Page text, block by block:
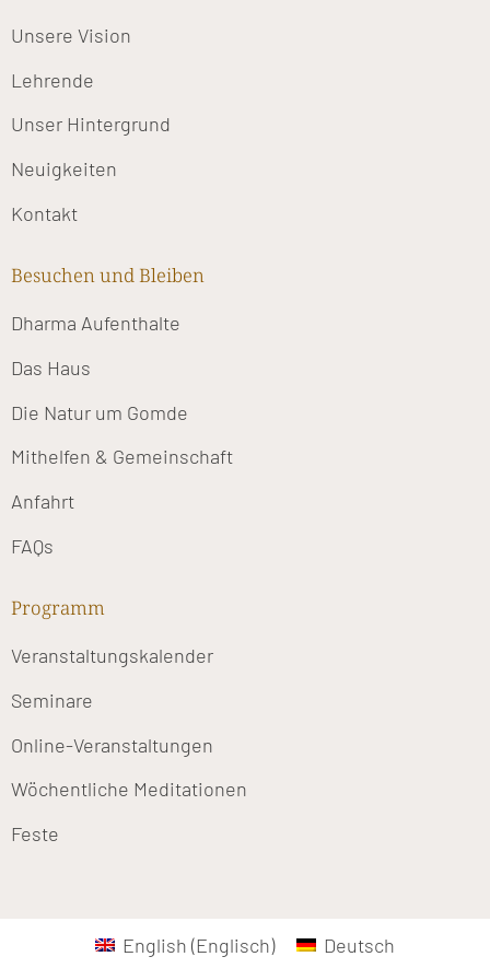
Unsere Vision
Lehrende
Unser Hintergrund
Neuigkeiten
Kontakt
Besuchen und Bleiben
Dharma Aufenthalte
Das Haus
Die Natur um Gomde
Mithelfen & Gemeinschaft
Anfahrt
FAQs
Programm
Veranstaltungskalender
Seminare
Online-Veranstaltungen
Wöchentliche Meditationen
Feste
English (Englisch) Deutsch